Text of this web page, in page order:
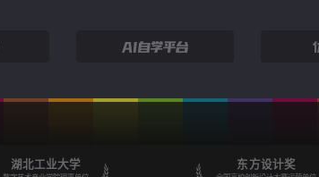
湖北工业大学 东方设计奖